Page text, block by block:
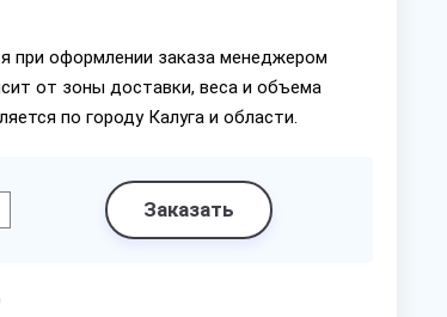
при оформлении заказа менеджером
от зоны доставки, веса и объема
по городу Калуга и области.
Заказать